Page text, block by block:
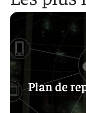
Plan de